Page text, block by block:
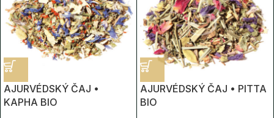
AJURVÉDSKÝ ČAJ •
KAPHA BIO
AJURVÉDSKÝ ČAJ • PITTA
BIO